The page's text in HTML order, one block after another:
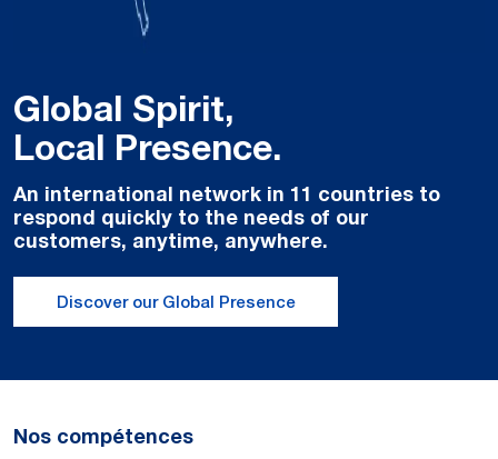
Global Spirit,
Local Presence.
An international network in 11 countries to
respond quickly to the needs of our
customers, anytime, anywhere.
Discover our Global Presence
Nos compétences